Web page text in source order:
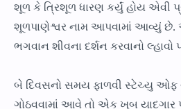
શૂળ કે ત્રિશૂળ ધારણ કર્યું હોય એવી
શૂળપાણેશ્વર નામ આપવામાં આવ્યું છે.
ભગવાન શીવના દર્શન કરવાનો
બે દિવસનો સમય ફાળવી સ્ટેચ્યુ ઓફ
ગોઠવવામાં આવે તો એક ખૂબ